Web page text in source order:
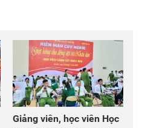
Giảng viên, học viên Học